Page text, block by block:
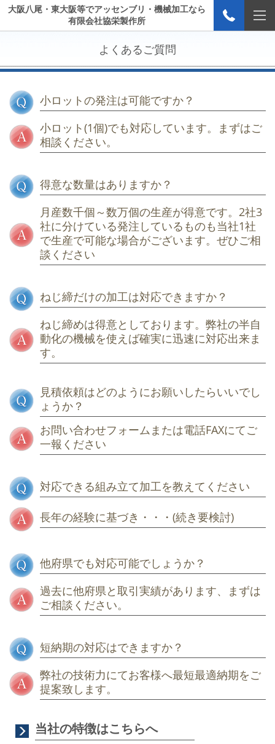
大阪八尾・東大阪等でアッセンブリ・機械加工なら
有限会社協栄製作所
よくあるご質問
小ロットの発注は可能ですか？
小ロット(1個)でも対応しています。まずはご
相談ください。
得意な数量はありますか？
月産数千個～数万個の生産が得意です。2社3
社に分けている発注しているものも当社1社
で生産で可能な場合がございます。ぜひご相
談ください
ねじ締だけの加工は対応できますか？
ねじ締めは得意としております。弊社の半自
動化の機械を使えば確実に迅速に対応出来ま
す。
見積依頼はどのようにお願いしたらいいでし
ょうか？
お問い合わせフォームまたは電話FAXにてご
一報ください
対応できる組み立て加工を教えてください
長年の経験に基づき・・・(続き要検討)
他府県でも対応可能でしょうか？
過去に他府県と取引実績があります、まずは
ご相談ください。
短納期の対応はできますか？
弊社の技術力にてお客様へ最短最適納期をご
提案致します。
当社の特徴はこちらへ